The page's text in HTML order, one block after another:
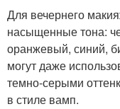
Для вечернего
насыщенные тона:
оранжевый, синий,
могут даже
темно-серыми
в стиле вамп.